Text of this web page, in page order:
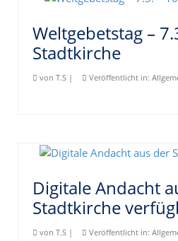
Weltgebetstag –
Stadtkirche
von T.S | Veröffentlicht in:
Digitale Andacht
Stadtkirche
von T.S | Veröffentlicht in: